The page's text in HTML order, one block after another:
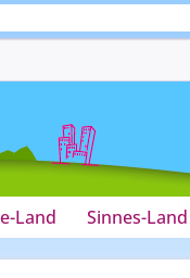
Land Sinnes-Land